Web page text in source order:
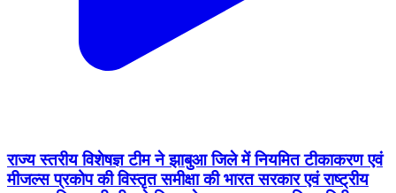
राज्य स्तरीय विशेषज्ञ टीम ने झाबुआ जिले में नियमित टीकाकरण एवं
मीजल्स प्रकोप की विस्तृत समीक्षा की भारत सरकार एवं राष्ट्रीय